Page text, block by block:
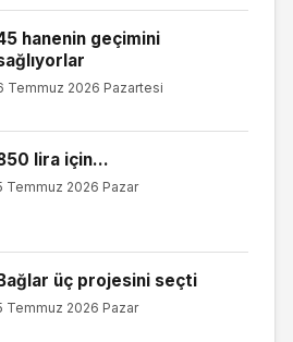
hanenin geçimini
Temmuz 2026 Pazartesi
lira için…
Temmuz 2026 Pazar
üç projesini seçti
Temmuz 2026 Pazar